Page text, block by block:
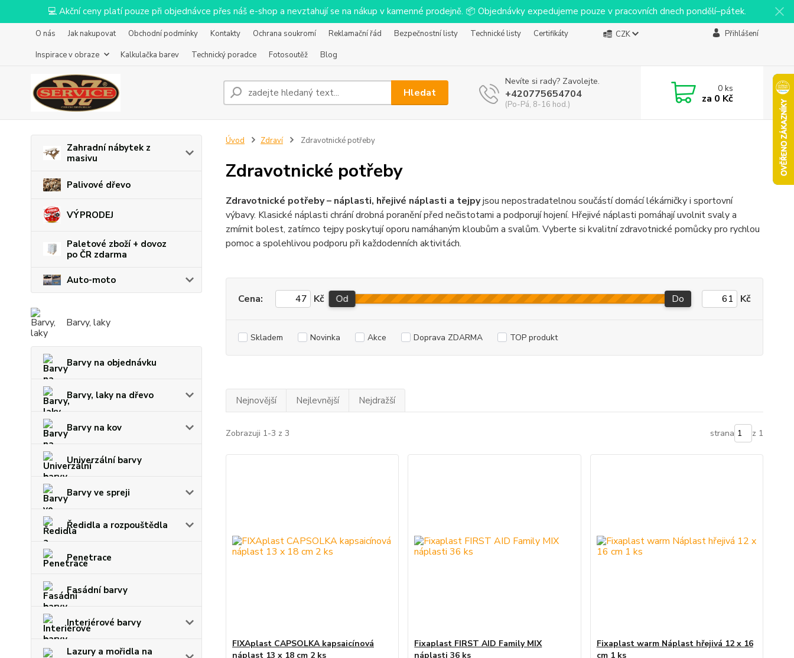
💻 Akční ceny platí pouze při objednávce přes náš e-shop a nevztahují se na nákup v kamenné prodejně. 📦 Objednávky expedujeme pouze v pracovních dnech pondělí–pátek.
O nás Jak nakupovat Obchodní podmínky Kontakty Ochrana soukromí Reklamační řád Bezpečnostní listy Technické listy
Certifikáty
Inspirace v obraze
Kalkulačka barev Technický poradce Fotosoutěž Blog
CZK Přihlášení
Hledat
Nevíte si rady? Zavolejte.
+420775654704
(Po-Pá, 8-16 hod.)
0ks
za 0 Kč
Zahradní nábytek z
masivu
Palivové dřevo
VÝPRODEJ
Paletové zboží + dovoz
po ČR zdarma
Auto-moto
Barvy, laky
Barvy na objednávku
Barvy, laky na dřevo
Barvy na kov
Univerzální barvy
Barvy ve spreji
Ředidla a rozpouštědla
Penetrace
Fasádní barvy
Interiérové barvy
Lazury a mořidla na
Úvod Zdraví Zdravotnické potřeby
Zdravotnické potřeby
Zdravotnické potřeby – náplasti, hřejivé náplasti a tejpyjsou nepostradatelnou součástí domácí lékárničky i sportovní
výbavy. Klasické náplasti chrání drobná poranění před nečistotami a podporují hojení. Hřejivé náplasti pomáhají uvolnit svaly a
zmírnit bolest, zatímco tejpy poskytují oporu namáhaným kloubům a svalům. Vyberte si kvalitní zdravotnické pomůcky pro rychlou
pomoc a spolehlivou podporu při každodenních aktivitách.
Cena: Kč Od Do Kč
Skladem Novinka Akce Doprava ZDARMA TOP produkt
Nejnovější Nejlevnější Nejdražší
Zobrazuji 1-3 z 3 strana z 1
FIXAplast CAPSOLKA kapsaicínová
náplast 13 x 18 cm 2 ks
Fixaplast FIRST AID Family MIX
náplasti 36 ks
Fixaplast warm Náplast hřejivá 12 x 16
cm 1 ks